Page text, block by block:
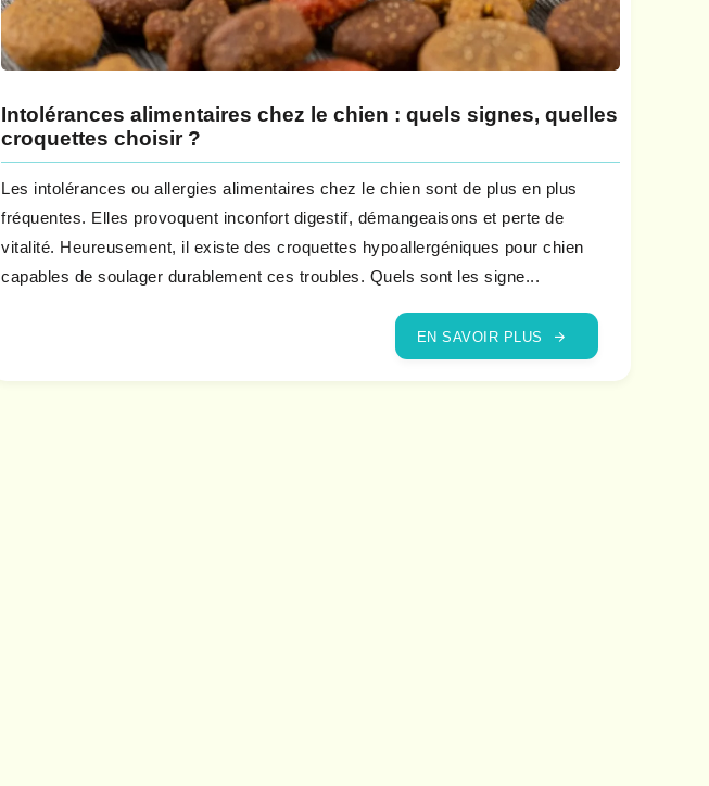
Intolérances alimentaires chez le chien : quels signes, quelles
croquettes choisir ?
Les intolérances ou allergies alimentaires chez le chien sont de plus en plus
fréquentes. Elles provoquent inconfort digestif, démangeaisons et perte de
vitalité. Heureusement, il existe des croquettes hypoallergéniques pour chien
capables de soulager durablement ces troubles. Quels sont les signe...
EN SAVOIR PLUS